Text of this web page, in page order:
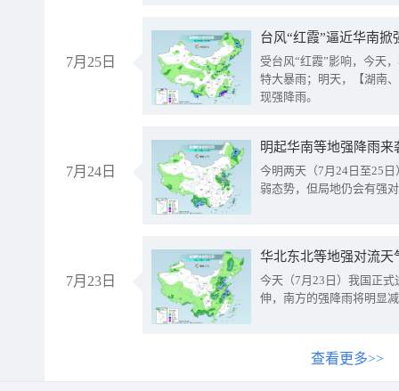
7月25日
台风“红霞”逼近华南
受台风“红霞”影响，今天
特大暴雨；明天，【湖南
现强降雨。
7月24日
明起华南等地强降雨
今明两天（7月24日至25
弱态势，但局地仍会有强
7月23日
华北东北等地强对流天
今天（7月23日）我国正
伸，南方的强降雨将明显
查看更多>>